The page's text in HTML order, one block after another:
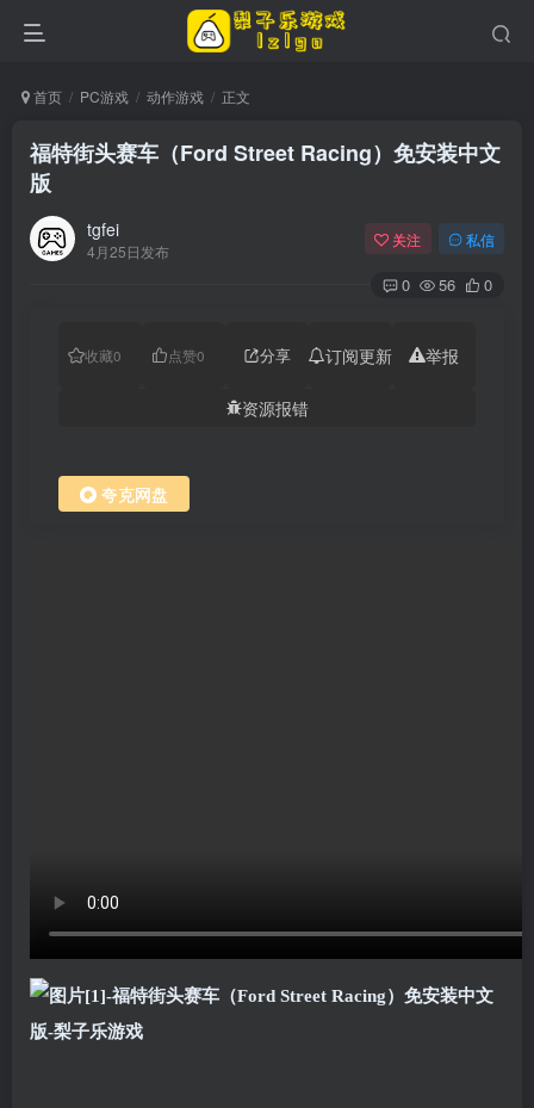
首页 PC游戏 动作游戏 正文
福特街头赛车（Ford Street Racing）免安装中文
版
tgfei
4月25日发布
关注 私信
0 56 0
收藏0 点赞0 分享 订阅更新 举报
资源报错
夸克网盘